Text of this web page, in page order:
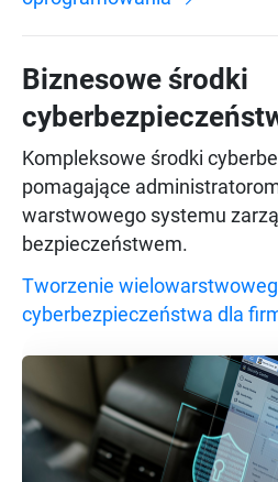
Biznesowe środki
Kompleksowe środki
pomagające
warstwowego systemu
bezpieczeństwem.
Tworzenie
cyberbezpieczeństwa dla